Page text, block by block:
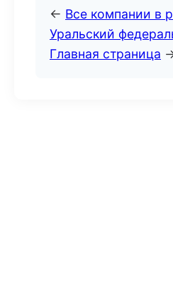
← Все компании в
Уральский
Главная страница